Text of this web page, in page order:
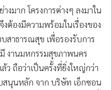
มาก โครงการต่างๆ ลงมาใน
ต้องมีความพร้อมในเรื่องของ
าธารณสุข เพื่อรองรับการ
งานมหกรรมสุขภาพนคร
ว ถือว่าเป็นครั้งที่ยิ่งใหญ่กว่า
สนุนหลัก จาก บริษัท เอ็กซอน